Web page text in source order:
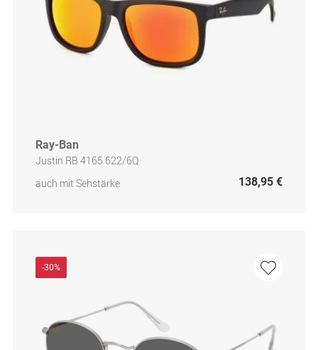
Ray-Ban
Justin RB 4165 622/6Q
auch mit Sehstärke
138,95 €
-30%